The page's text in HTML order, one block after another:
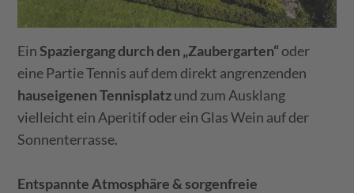
EinSpaziergang durch den „Zaubergarten“oder
eine Partie Tennis auf dem direkt angrenzenden
hauseigenen Tennisplatzund zum Ausklang
vielleicht ein Aperitif oder ein Glas Wein auf der
Sonnenterrasse.
Entspannte Atmosphäre & sorgenfreie